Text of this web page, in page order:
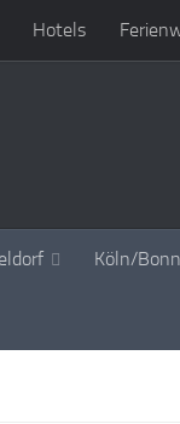
Hotels
Köln/Bonn